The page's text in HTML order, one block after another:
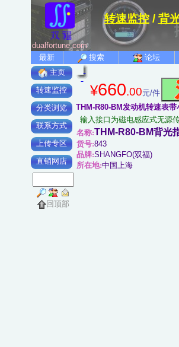
dualfortune.com
转速监控/ 背
最新 搜索 论坛
主页
转速监控
分类浏览
联系方式
上传专区
直销网店
回顶部
¥660.00元/件
THM-R80-BM发动机转速表带
输入接口为磁电感应式无源
名称:THM-R80-BM背光
货号:843
品牌:SHANGFO(双福)
所在地:中国上海